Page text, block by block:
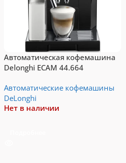
Автоматическая кофемашина
Delonghi ECAM 44.664
Автоматические кофемашины
DeLonghi
Нет в наличии